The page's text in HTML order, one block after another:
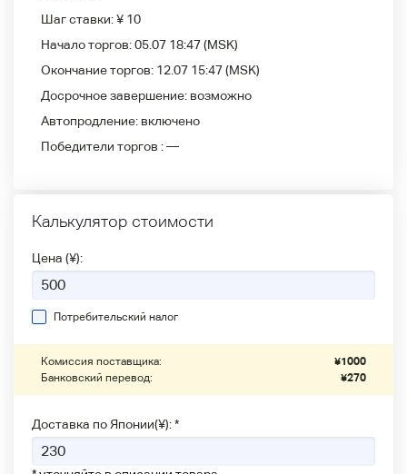
Шаг ставки:¥ 10
Начало торгов:05.07 18:47(MSK)
Окончание торгов: 12.07 15:47(MSK)
Досрочное завершение: возможно
Автопродление: включено
Победители
торгов :—
Калькулятор стоимости
Цена (¥):
Потребительский налог
Комиссия поставщика: ¥1000
Банковский перевод:
¥270
Доставка по Японии(¥): *